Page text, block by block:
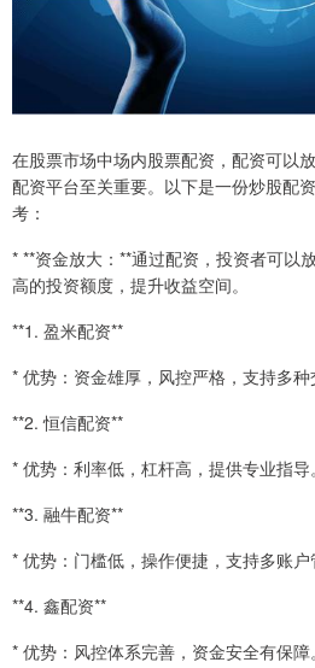
在股票市场中场内股票配资，配资可以
配资平台至关重要。以下是一份炒股配
考：
* **资金放大：**通过配资，投资者可以
高的投资额度，提升收益空间。
**1. 盈米配资**
* 优势：资金雄厚，风控严格，支持多种
**2. 恒信配资**
* 优势：利率低，杠杆高，提供专业指导。
**3. 融牛配资**
* 优势：门槛低，操作便捷，支持多账户
**4. 鑫配资**
* 优势：风控体系完善，资金安全有保障。